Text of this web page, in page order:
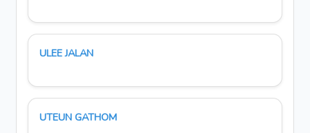
ULEE JALAN
UTEUN GATHOM